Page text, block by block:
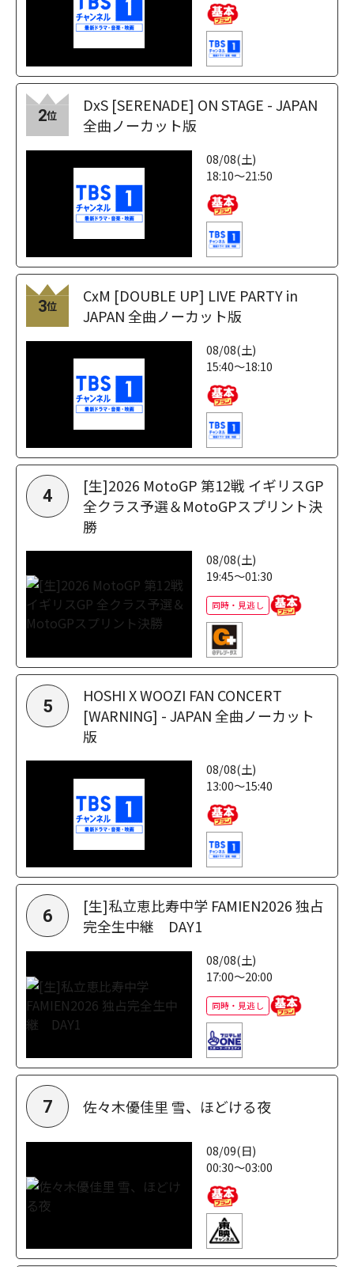
2位
DxS [SERENADE] ON STAGE - JAPAN
全曲ノーカット版
08/08(土)
18:10～21:50
3位
CxM [DOUBLE UP] LIVE PARTY in
JAPAN 全曲ノーカット版
08/08(土)
15:40～18:10
4
[生]2026 MotoGP 第12戦 イギリスGP
全クラス予選＆MotoGPスプリント決
勝
08/08(土)
19:45～01:30
同時・見逃し
5
HOSHI X WOOZI FAN CONCERT
[WARNING] - JAPAN 全曲ノーカット
版
08/08(土)
13:00～15:40
6
[生]私立恵比寿中学 FAMIEN2026 独占
完全生中継 DAY1
08/08(土)
17:00～20:00
同時・見逃し
7 佐々木優佳里 雪、ほどける夜
08/09(日)
00:30～03:00